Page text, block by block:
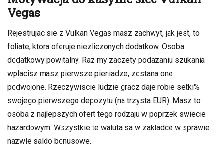
Vegas
Rejestrujac sie z Vulkan Vegas masz zachwyt, jak jest, to
foliate, ktora oferuje niezliczonych dodatkow. Osoba
dodatkowy powitalny. Raz my zaczety podazaniu szukania
wplacisz masz pierwsze pieniadze, zostana one
podwojone. Rzeczywiscie ludzie gracz daje robie setki%
swojego pierwszego depozytu (na trzysta EUR). Masz to
osoba z najlepszych ofert tego rodzaju w poprzek swiecie
hazardowym. Wszystkie te waluta sa w zakladce w sprawie
nazwie saldo bonusowe.